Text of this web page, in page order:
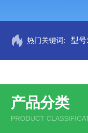
热门关键词: 型
产品分类
PRODUCT